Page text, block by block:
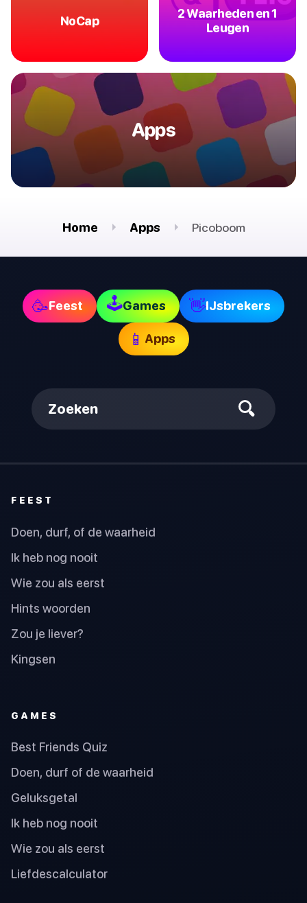
NoCap
2 Waarheden en 1
Leugen
Apps
Home Apps Picoboom
🥳Feest 🕹Games 👋IJsbrekers
📱 Apps
Zoeken
FEEST
Doen, durf, of de waarheid
Ik heb nog nooit
Wie zou als eerst
Hints woorden
Zou je liever?
Kingsen
GAMES
Best Friends Quiz
Doen, durf of de waarheid
Geluksgetal
Ik heb nog nooit
Wie zou als eerst
Liefdescalculator